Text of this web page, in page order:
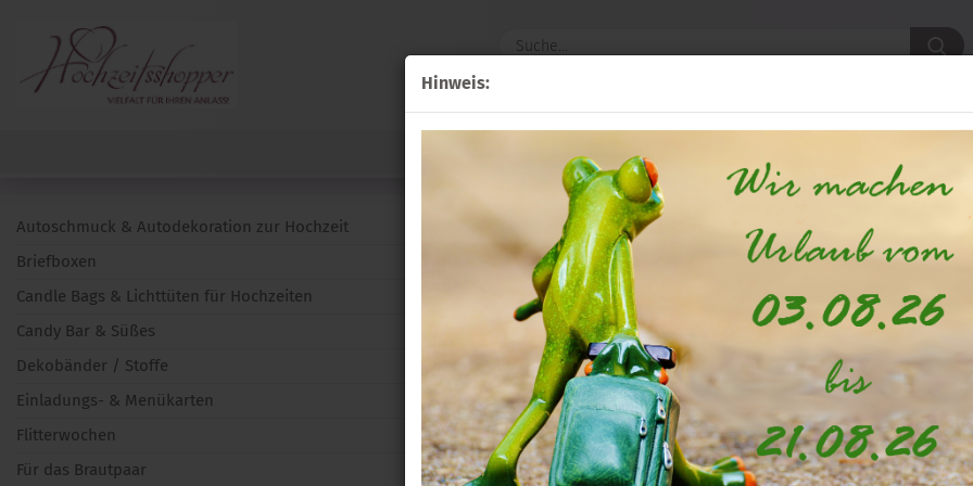
Hinweis:
INSPIRATION & DEKO-TIPPS
Startseite » Hochzeitsdekoration
Autoschmuck & Autodekoration zur Hochzeit
Briefboxen
Candle Bags & Lichttüten für Hochzeiten
Candy Bar & Süßes
Dekobänder / Stoffe
Einladungs- & Menükarten
Flitterwochen
Für das Brautpaar